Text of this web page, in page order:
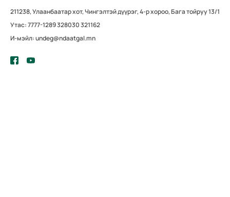
211238, Улаанбаатар хот, Чингэлтэй дүүрэг, 4-р хороо, Бага тойруу 13/1
Утас: 7777-1289 328030 321162
И-мэйл: undeg@ndaatgal.mn